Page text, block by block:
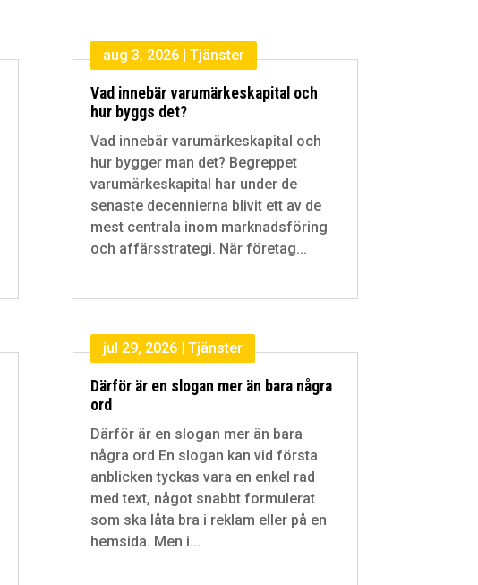
Vad innebär varumärkeskapital och
hur byggs det?
aug 3, 2026| Tjänster
Vad innebär varumärkeskapital och
hur bygger man det? Begreppet
varumärkeskapital har under de
senaste decennierna blivit ett av de
mest centrala inom marknadsföring
och affärsstrategi. När företag...
Därför är en slogan mer än bara några
ord
jul 29, 2026| Tjänster
Därför är en slogan mer än bara
några ord En slogan kan vid första
anblicken tyckas vara en enkel rad
med text, något snabbt formulerat
som ska låta bra i reklam eller på en
hemsida. Men i...